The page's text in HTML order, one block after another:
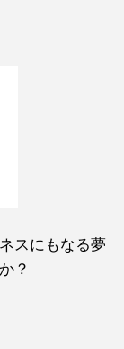
スにもなる夢
？